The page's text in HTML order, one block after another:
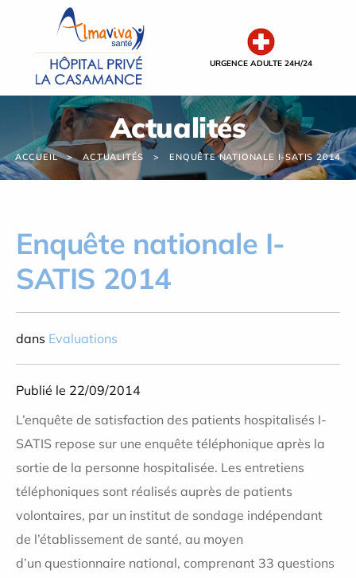
URGENCE ADULTE 24H/24
Actualités
ACCUEIL ACTUALITÉS ENQUÊTE NATIONALE I-SATIS 2014
Enquête nationale I-
SATIS 2014
dans Evaluations
Publié le 22/09/2014
L’enquête de satisfaction des patients hospitalisés I-
SATIS repose sur une enquête téléphonique après la
sortie de la personne hospitalisée. Les entretiens
téléphoniques sont réalisés auprès de patients
volontaires, par un institut de sondage indépendant
de l’établissement de santé, au moyen
d’un questionnaire national, comprenant 33 questions
Panneau de gestion des cookies